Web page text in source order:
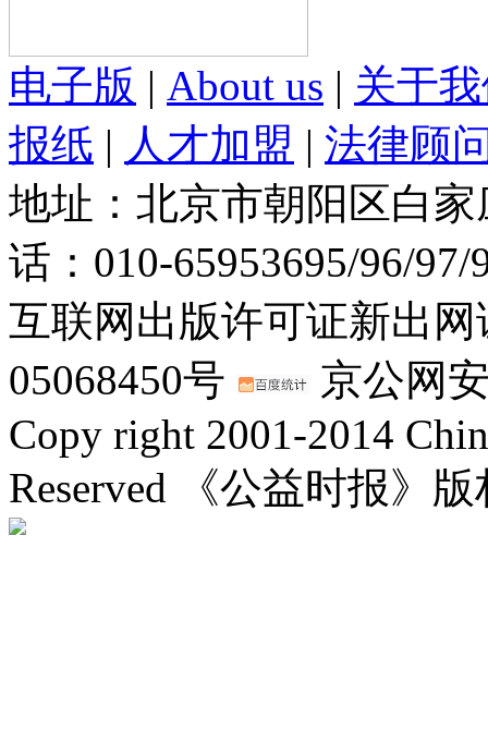
电子版 | About us | 关于
报纸 | 人才加盟 | 法律顾
地址：北京市朝阳区白
话：010-65953695/96/
互联网出版许可证新出
05068450号
京公网
Copy right 2001-2014
Reserved 《公益时报》